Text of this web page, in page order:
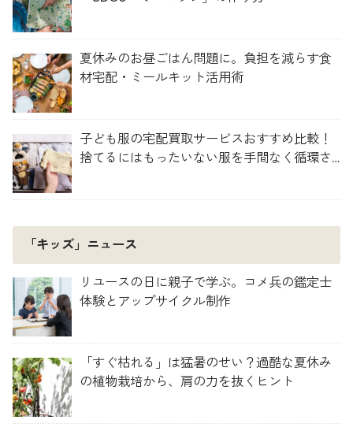
夏休みのお昼ごはん問題に。負担を減らす食
材宅配・ミールキット活用術
子ども服の宅配買取サービスおすすめ比較！
捨てるにはもったいない服を手間なく循環さ
「キッズ」ニュース
リユースの日に親子で学ぶ。コメ兵の鑑定士
体験とアップサイクル制作
「すぐ枯れる」は猛暑のせい？過酷な夏休み
の植物栽培から、肩の力を抜くヒント